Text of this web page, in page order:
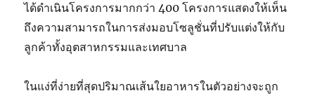
ได้ดำเนินโครงการมากกว่า 400 โครงการแสดงให้เห็น
ถึงความสามารถในการส่งมอบโซลูชั่นที่ปรับแต่งให้กับ
ลูกค้าทั้งอุตสาหกรรมและเทศบาล
ในแง่ที่ง่ายที่สุดปริมาณเส้นใยอาหารในตัวอย่างจะถูก